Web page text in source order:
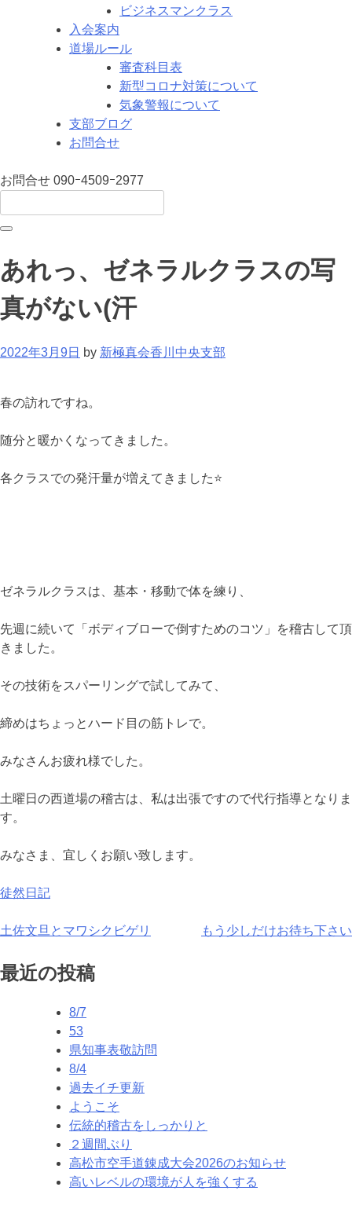
ビジネスマンクラス
入会案内
道場ルール
審査科目表
新型コロナ対策について
気象警報について
支部ブログ
お問合せ
お問合せ 090ｰ4509ｰ2977
あれっ、ゼネラルクラスの写
真がない(汗
2022年3月9日 by 新極真会香川中央支部
春の訪れですね。
随分と暖かくなってきました。
各クラスでの発汗量が増えてきました⭐
ゼネラルクラスは、基本・移動で体を練り、
先週に続いて「ボディブローで倒すためのコツ」を稽古して頂
きました。
その技術をスパーリングで試してみて、
締めはちょっとハード目の筋トレで。
みなさんお疲れ様でした。
土曜日の西道場の稽古は、私は出張ですので代行指導となりま
す。
みなさま、宜しくお願い致します。
徒然日記
投
稿
土佐文旦とマワシクビゲリ もう少しだけお待ち下さい
最近の投稿
8/7
53
県知事表敬訪問
8/4
過去イチ更新
ようこそ
伝統的稽古をしっかりと
２週間ぶり
高松市空手道錬成大会2026のお知らせ
高いレベルの環境が人を強くする